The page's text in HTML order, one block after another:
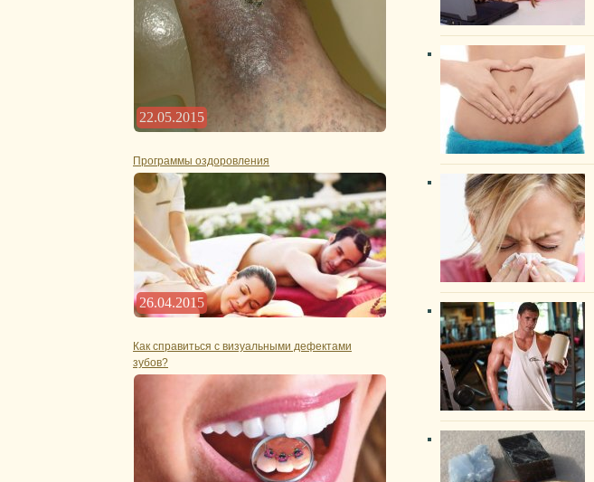
22.05.2015
Программы оздоровления
26.04.2015
Как справиться с визуальными дефектами
зубов?